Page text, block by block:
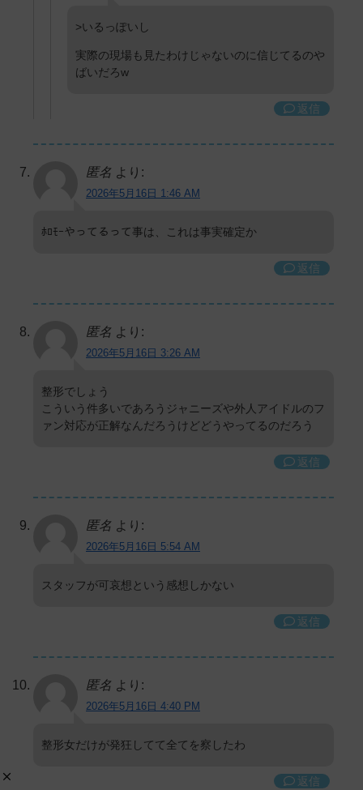
>いるっぽいし
実際の現場も見たわけじゃないのに信じてるのや
ばいだろw
返信
匿名 より:
2026年5月16日 1:46 AM
ﾎﾛﾓｰやってるって事は、これは事実確定か
返信
匿名 より:
2026年5月16日 3:26 AM
整形でしょう
こういう件多いであろうジャニーズや外人アイドルのフ
ァン対応が正解なんだろうけどどうやってるのだろう
返信
匿名 より:
2026年5月16日 5:54 AM
スタッフが可哀想という感想しかない
返信
匿名 より:
2026年5月16日 4:40 PM
整形女だけが発狂してて全てを察したわ
返信